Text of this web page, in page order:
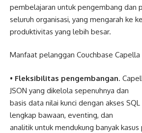
pembelajaran untuk pengembang dan
seluruh organisasi, yang mengarah ke
produktivitas yang lebih besar.
Manfaat pelanggan Couchbase
• Fleksibilitas pengembangan.
JSON yang dikelola sepenuhnya dan
basis data nilai kunci dengan akses
lengkap bawaan, eventing, dan
analitik untuk mendukung banyak